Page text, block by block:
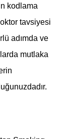
kodlama
tavsiyesi
adımda ve
mutlaka